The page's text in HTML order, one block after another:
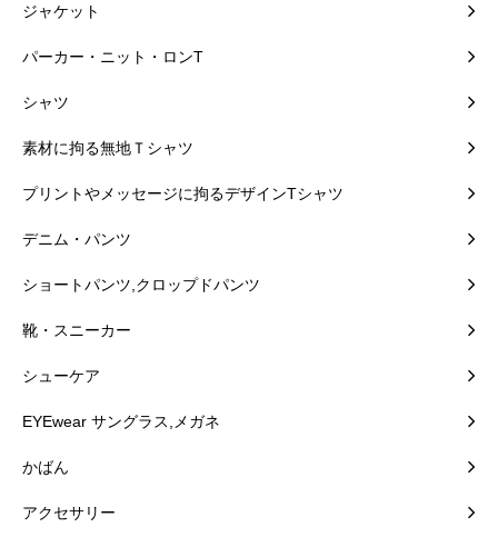
ジャケット
パーカー・ニット・ロンT
シャツ
素材に拘る無地Ｔシャツ
プリントやメッセージに拘るデザインTシャツ
デニム・パンツ
ショートパンツ,クロップドパンツ
靴・スニーカー
シューケア
EYEwear サングラス,メガネ
かばん
アクセサリー